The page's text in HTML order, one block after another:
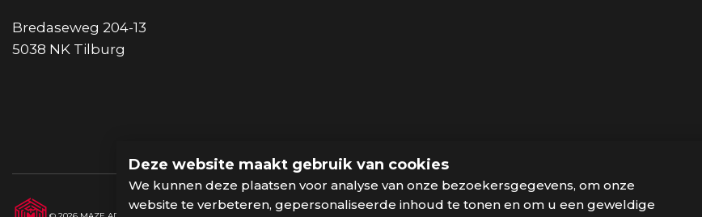
Deze website maakt gebruik van cookies
We kunnen deze plaatsen voor analyse van onze bezoekersgegevens, om onze
website te verbeteren, gepersonaliseerde inhoud te tonen en om u een geweldige
Bredaseweg 204-13
5038 NK Tilburg